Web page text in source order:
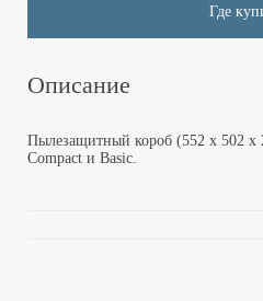
Где
Описание
Пылезащитный короб (552 x 502 x
Compact и Basic.